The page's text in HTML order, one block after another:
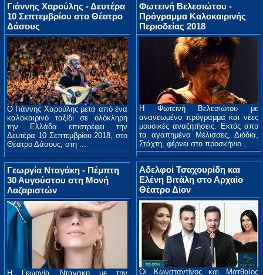
Γιάννης Χαρούλης - Δευτέρα
10 Σεπτεμβρίου στο Θέατρο
Δάσους
Ο Γιάννης Χαρούλης μετά από ένα
καλοκαιρινό ταξίδι σε ολόκληρη
την Ελλάδα επιστρέφει την
Δευτέρα 10 Σεπτεμβρίου 2018, στο
Θέατρο Δάσους, στη ...
Γεωργία Νταγάκη - Πέμπτη
30 Αυγούστου στη Μονή
Λαζαριστών
Η Γεωργία Νταγάκη με την
Φωτεινή Βελεσιώτου -
Πρόγραμμα Καλοκαιρινής
Περιοδείας 2018
Η Φωτεινή Βελεσιώτου με
ανανεωμένο πρόγραμμα και νέες
μουσικές αναζητήσεις. Εκτός απο
τα αγαπημένα Μέλισσες, Διόδια,
Στάχτη, φέρνει στο προσκήνιο ...
Αδελφοί Τσαχουρίδη και
Ελένη Βιτάλη στο Αρχαίο
Θέατρο Δίον
Οι Κωνσταντίνος και Ματθαίος